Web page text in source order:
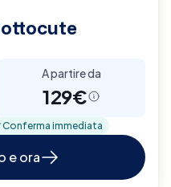
A partire da
129€
Conferma immediata
e ora